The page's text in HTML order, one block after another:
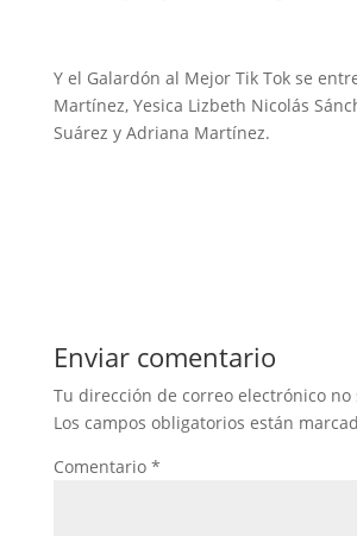
Y el Galardón al Mejor Tik Tok se
Martínez, Yesica Lizbeth Nicolás
Suárez y Adriana Martínez.
Enviar comentario
Tu dirección de correo electrónico
Los campos obligatorios están
Comentario *